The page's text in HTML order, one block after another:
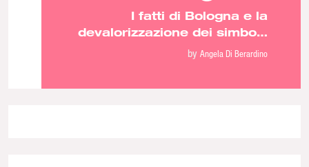
I fatti di Bologna e la
devalorizzazione dei simboli.
L’appropriazione indebita della
by Angela Di Berardino